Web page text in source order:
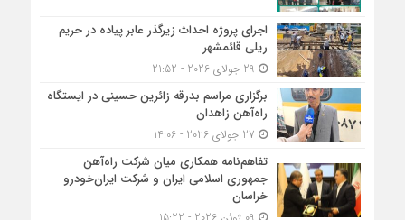
اجرای پروژه احداث زیرگذر عابر پیاده در حریم
ریلی قائمشهر
برگزاری مراسم بدرقه زائرین حسینی در ایستگاه
راه‌آهن زاهدان
تفاهم‌نامه همکاری میان شرکت راه‌آهن
جمهوری اسلامی ایران و شرکت ایران‌خودرو
خراسان